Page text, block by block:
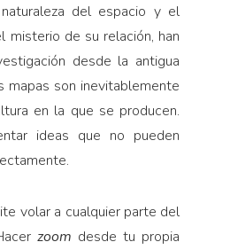
del espacio y el
misterio de su relación, han
desde la antigua
mapas son inevitablemente
en la que se producen.
ideas que no pueden
volar a cualquier parte del
zoom desde tu propia